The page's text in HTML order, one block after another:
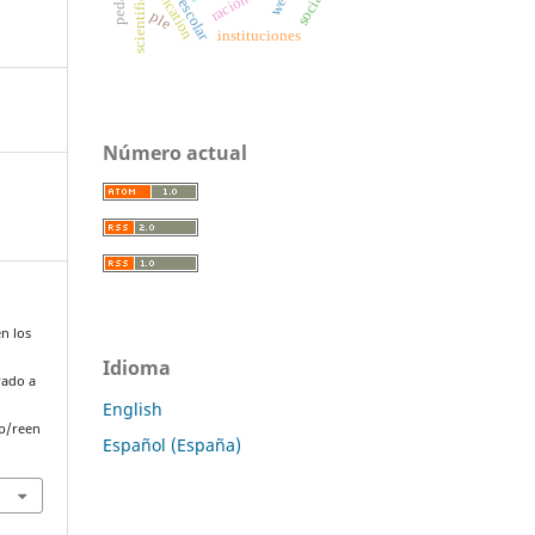
los
a
reen
instituciones
ple
Número actual
Idioma
English
Español (España)